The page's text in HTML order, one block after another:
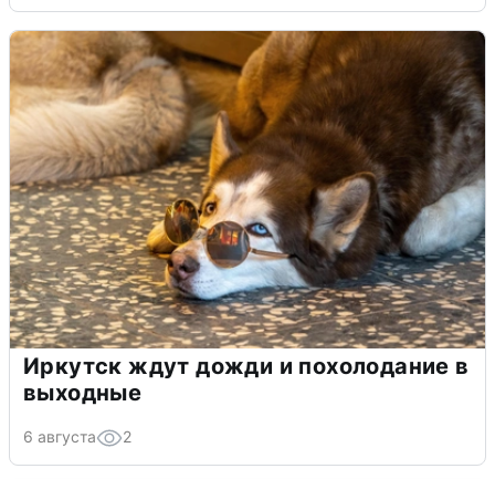
Иркутск ждут дожди и похолодание в
выходные
6 августа 2